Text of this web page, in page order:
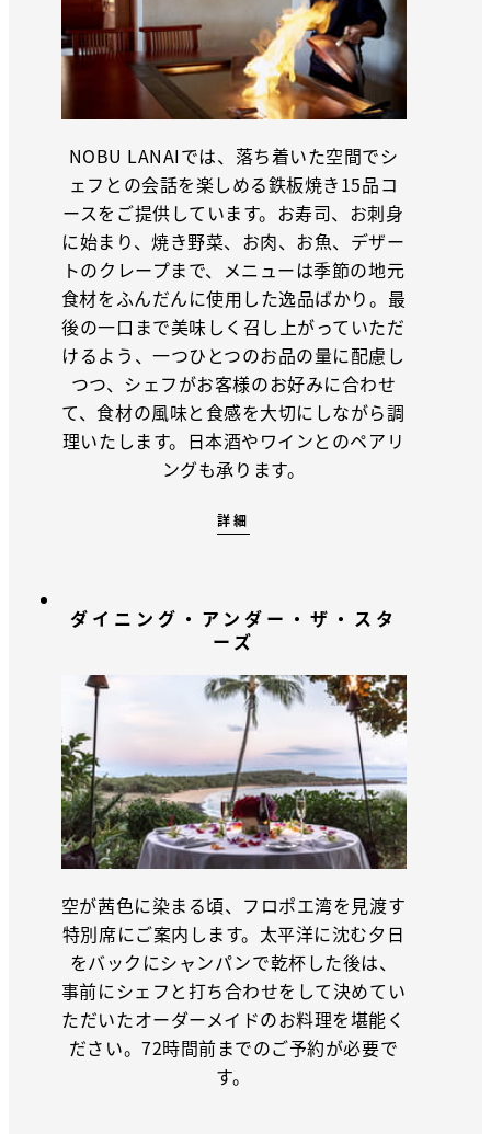
NOBU LANAIでは、落ち着いた空間でシ
ェフとの会話を楽しめる鉄板焼き15品コ
ースをご提供しています。お寿司、お刺身
に始まり、焼き野菜、お肉、お魚、デザー
トのクレープまで、メニューは季節の地元
食材をふんだんに使用した逸品ばかり。最
後の一口まで美味しく召し上がっていただ
けるよう、一つひとつのお品の量に配慮し
つつ、シェフがお客様のお好みに合わせ
て、食材の風味と食感を大切にしながら調
理いたします。日本酒やワインとのペアリ
ングも承ります。
詳細
ダイニング・アンダー・ザ・スタ
ーズ
空が茜色に染まる頃、フロポエ湾を見渡す
特別席にご案内します。太平洋に沈む夕日
をバックにシャンパンで乾杯した後は、
事前にシェフと打ち合わせをして決めてい
ただいたオーダーメイドのお料理を堪能く
ださい。72時間前までのご予約が必要で
す。